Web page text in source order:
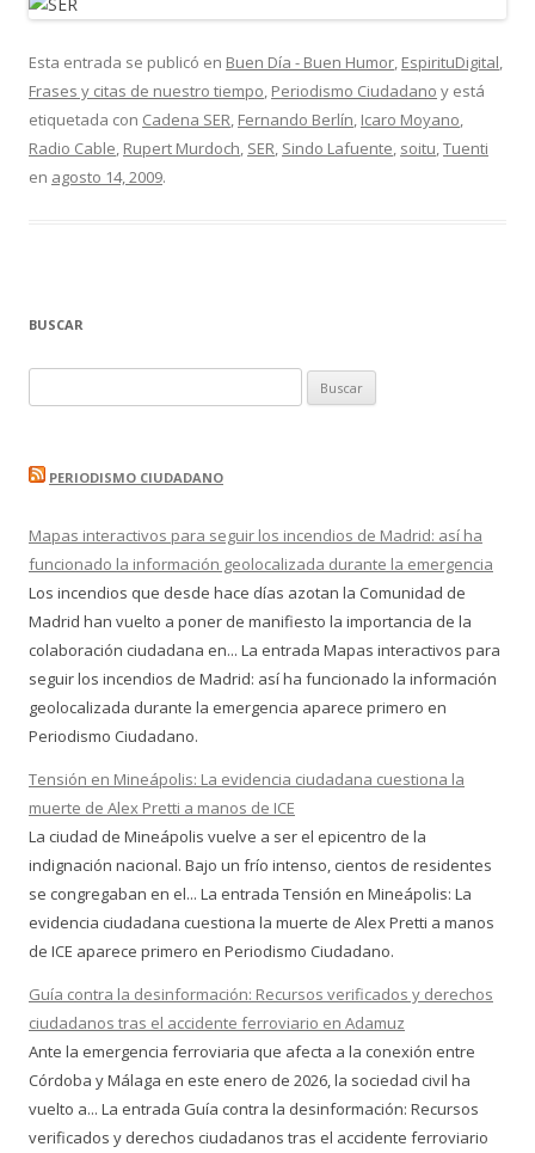
Esta entrada se publicó en Buen Día - Buen Humor, EspirituDigital,
Frases y citas de nuestro tiempo, Periodismo Ciudadano y está
etiquetada con Cadena SER, Fernando Berlín, Icaro Moyano,
Radio Cable, Rupert Murdoch, SER, Sindo Lafuente, soitu,Tuenti
en agosto 14, 2009.
BUSCAR
PERIODISMO CIUDADANO
Mapas interactivos para seguir los incendios de Madrid: así ha
funcionado la información geolocalizada durante la emergencia
Los incendios que desde hace días azotan la Comunidad de
Madrid han vuelto a poner de manifiesto la importancia de la
colaboración ciudadana en... La entrada Mapas interactivos para
seguir los incendios de Madrid: así ha funcionado la información
geolocalizada durante la emergencia aparece primero en
Periodismo Ciudadano.
Tensión en Mineápolis: La evidencia ciudadana cuestiona la
muerte de Alex Pretti a manos de ICE
La ciudad de Mineápolis vuelve a ser el epicentro de la
indignación nacional. Bajo un frío intenso, cientos de residentes
se congregaban en el... La entrada Tensión en Mineápolis: La
evidencia ciudadana cuestiona la muerte de Alex Pretti a manos
de ICE aparece primero en Periodismo Ciudadano.
Guía contra la desinformación: Recursos verificados y derechos
ciudadanos tras el accidente ferroviario en Adamuz
Ante la emergencia ferroviaria que afecta a la conexión entre
Córdoba y Málaga en este enero de 2026, la sociedad civil ha
vuelto a... La entrada Guía contra la desinformación: Recursos
verificados y derechos ciudadanos tras el accidente ferroviario